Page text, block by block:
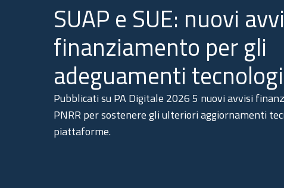
SUAP e SUE: nuovi
finanziamento per gli
adeguamenti
Pubblicati su PA Digitale 2026 5 nuovi avvisi
PNRR per sostenere gli ulteriori aggiornamenti
piattaforme.